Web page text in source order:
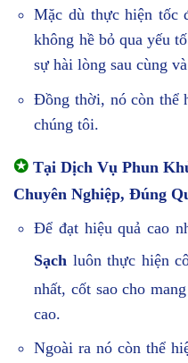
Mặc dù thực hiện tốc
không hề bỏ qua yếu
sự hài lòng sau cùng
Đồng thời, nó còn thể
chúng tôi.
✪ Tại Dịch Vụ Phun
Chuyên Nghiệp, Đúng
Để đạt hiệu quả cao
Sạch luôn thực hiện
nhất, cốt sao cho
cao.
Ngoài ra nó còn thể